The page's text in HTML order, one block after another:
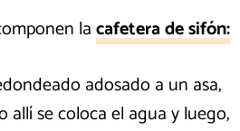
lacafetera de sifón:
adosado a un asa,
allí se coloca el agua y luego,